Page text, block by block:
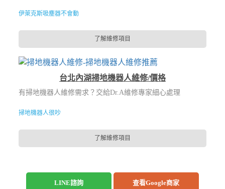
伊萊克斯吸塵器不會動
了解維修項目
台北內湖掃地機器人維修/價格
有掃地機器人維修需求？交給Dr.A維修專家細心處理
掃地機器人很吵
了解維修項目
LINE諮詢 查看Google商家